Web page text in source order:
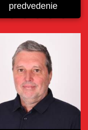
predvedenie